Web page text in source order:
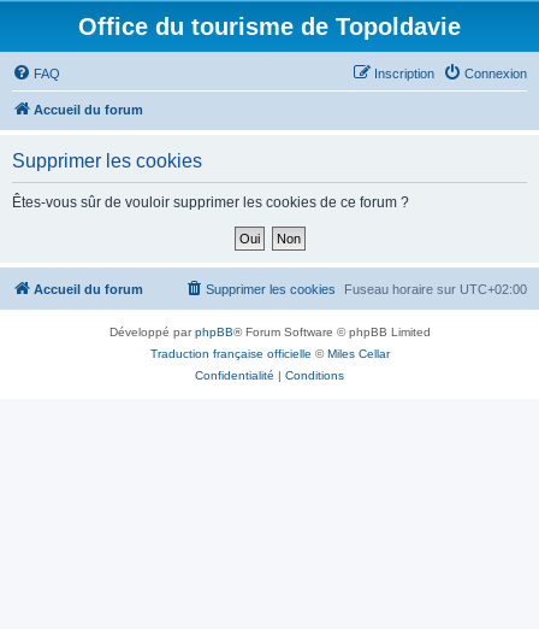
Office du tourisme de Topoldavie
FAQ Connexion
Inscription
Accueil du forum
Supprimer les cookies
Êtes-vous sûr de vouloir supprimer les cookies de ce forum ?
Accueil du forum Fuseau horaire sur UTC+02:00
Supprimer les cookies
Développé parphpBB® Forum Software © phpBB Limited
Traduction française officielle ©Miles Cellar
Confidentialité | Conditions